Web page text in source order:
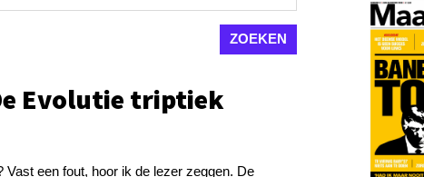
Evolutie triptiek
Vast een fout, hoor ik de lezer zeggen. De